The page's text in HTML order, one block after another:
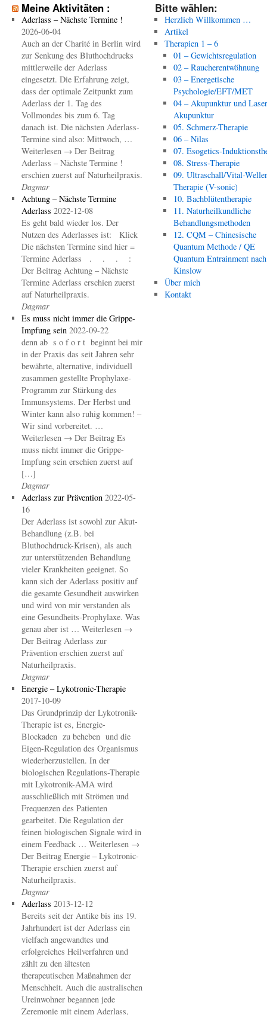
Meine Aktivitäten :
Aderlass – Nächste Termine !
2026-06-04
Auch an der Charité in Berlin wird
zur Senkung des Bluthochdrucks
mittlerweile der Aderlass
eingesetzt. Die Erfahrung zeigt,
dass der optimale Zeitpunkt zum
Aderlass der 1. Tag des
Vollmondes bis zum 6. Tag
danach ist. Die nächsten Aderlass-
Termine sind also: Mittwoch, …
Weiterlesen → Der Beitrag
Aderlass – Nächste Termine !
erschien zuerst auf Naturheilpraxis.
Dagmar
Achtung – Nächste Termine
Aderlass 2022-12-08
Es geht bald wieder los. Der
Nutzen des Aderlasses ist: Klick
Die nächsten Termine sind hier =
Termine Aderlass . . . :
Der Beitrag Achtung – Nächste
Termine Aderlass erschien zuerst
auf Naturheilpraxis.
Dagmar
Es muss nicht immer die Grippe-
Impfung sein 2022-09-22
denn ab s o f o r t beginnt bei mir
in der Praxis das seit Jahren sehr
bewährte, alternative, individuell
zusammen gestellte Prophylaxe-
Programm zur Stärkung des
Immunsystems. Der Herbst und
Winter kann also ruhig kommen! –
Wir sind vorbereitet. …
Weiterlesen → Der Beitrag Es
muss nicht immer die Grippe-
Impfung sein erschien zuerst auf
[…]
Dagmar
Aderlass zur Prävention 2022-05-
16
Der Aderlass ist sowohl zur Akut-
Behandlung (z.B. bei
Bluthochdruck-Krisen), als auch
zur unterstützenden Behandlung
vieler Krankheiten geeignet. So
kann sich der Aderlass positiv auf
die gesamte Gesundheit auswirken
und wird von mir verstanden als
eine Gesundheits-Prophylaxe. Was
genau aber ist … Weiterlesen →
Der Beitrag Aderlass zur
Prävention erschien zuerst auf
Naturheilpraxis.
Dagmar
Energie – Lykotronic-Therapie
2017-10-09
Das Grundprinzip der Lykotronik-
Therapie ist es, Energie-
Blockaden zu beheben und die
Eigen-Regulation des Organismus
wiederherzustellen. In der
biologischen Regulations-Therapie
mit Lykotronik-AMA wird
ausschließlich mit Strömen und
Frequenzen des Patienten
gearbeitet. Die Regulation der
feinen biologischen Signale wird in
einem Feedback … Weiterlesen →
Der Beitrag Energie – Lykotronic-
Therapie erschien zuerst auf
Naturheilpraxis.
Dagmar
Aderlass 2013-12-12
Bereits seit der Antike bis ins 19.
Jahrhundert ist der Aderlass ein
vielfach angewandtes und
erfolgreiches Heilverfahren und
zählt zu den ältesten
therapeutischen Maßnahmen der
Menschheit. Auch die australischen
Ureinwohner begannen jede
Zeremonie mit einem Aderlass,
Bitte wählen:
Herzlich Willkommen …
Artikel
Therapien 1 – 6
01 – Gewichtsregulation
02 – Raucherentwöhnung
03 – Energetische
Psychologie/EFT/MET
04 – Akupunktur und
Akupunktur
05. Schmerz-Therapie
06 – Nilas
07. Esogetics-
08. Stress-Therapie
09. Ultraschall/Vital-
Therapie (V-sonic)
10. Bachblütentherapie
11. Naturheilkundliche
Behandlungsmethoden
12. CQM – Chinesische
Quantum Methode / QE
Quantum Entrainment nach
Kinslow
Über mich
Kontakt